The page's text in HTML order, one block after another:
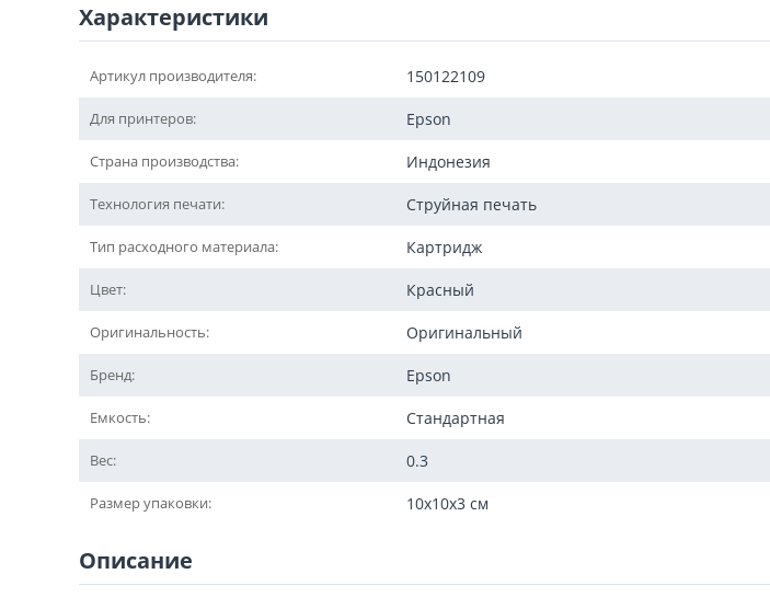
Характеристики
Артикул производителя: 150122109
Для принтеров: Epson
Страна производства: Индонезия
Технология печати: Струйная печать
Тип расходного материала: Картридж
Цвет: Красный
Оригинальность: Оригинальный
Бренд: Epson
Емкость: Стандартная
Вес: 0.3
Размер упаковки: 10x10x3 см
Описание